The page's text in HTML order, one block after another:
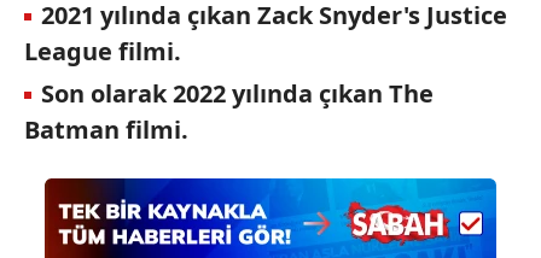
2021 yılında çıkan Zack Snyder's Justice
League filmi.
Son olarak 2022 yılında çıkan The
Batman filmi.